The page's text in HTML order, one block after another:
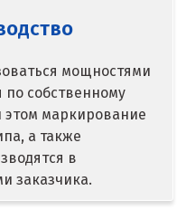
мощностями
по собственному
этом маркирование
а также
в
заказчика.